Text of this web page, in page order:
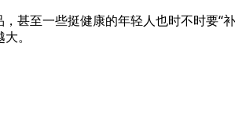
甚至一些挺健康的年轻人也时不时要“
。